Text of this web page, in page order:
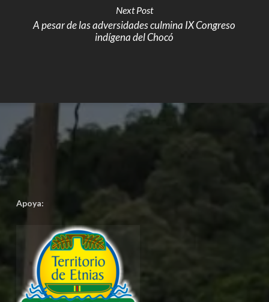
Next Post
A pesar de las adversidades culmina IX Congreso
indígena del Chocó
Apoya: